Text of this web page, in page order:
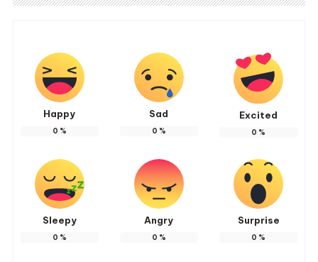
Happy
0 %
Sad
0 %
Excited
0 %
Sleepy
0 %
Angry
0 %
Surprise
0 %